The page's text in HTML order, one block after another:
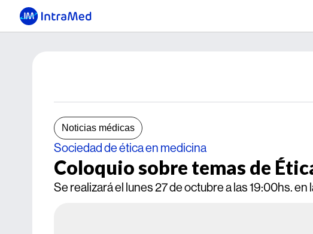
Noticias médicas
Sociedad de ética en medicina
Coloquio sobre temas de
Se realizará el lunes 27 de octubre a las 19:00hs.